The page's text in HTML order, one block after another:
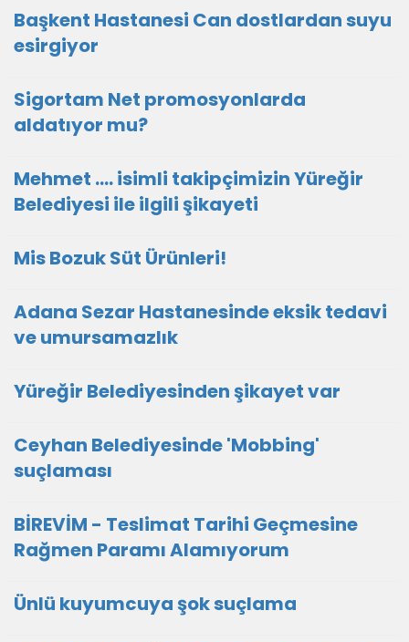
Başkent Hastanesi Can dostlardan suyu
esirgiyor
Sigortam Net promosyonlarda
aldatıyor mu?
Mehmet .... isimli takipçimizin Yüreğir
Belediyesi ile ilgili şikayeti
Mis Bozuk Süt Ürünleri!
Adana Sezar Hastanesinde eksik tedavi
ve umursamazlık
Yüreğir Belediyesinden şikayet var
Ceyhan Belediyesinde 'Mobbing'
suçlaması
BİREVİM - Teslimat Tarihi Geçmesine
Rağmen Paramı Alamıyorum
Ünlü kuyumcuya şok suçlama